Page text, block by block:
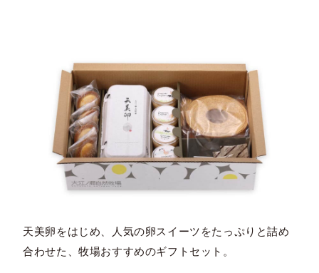
天美卵をはじめ、人気の卵スイーツをたっぷりと詰め
合わせた、牧場おすすめのギフトセット。